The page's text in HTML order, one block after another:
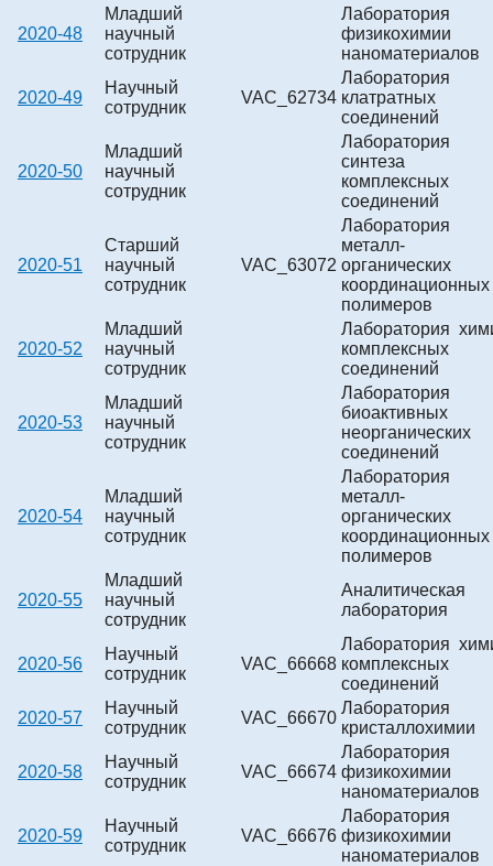
2020-48
Младший
научный
сотрудник
Лаборатория
физикохимии
наноматериалов
2020-49
Научный
сотрудник
VAC_62734
Лаборатория
клатратных
соединений
2020-50
Младший
научный
сотрудник
Лаборатория
синтеза
комплексных
соединений
2020-51
Старший
научный
сотрудник
VAC_63072
Лаборатория
металл-
органических
координационных
полимеров
2020-52
Младший
научный
сотрудник
Лаборатория
комплексных
соединений
2020-53
Младший
научный
сотрудник
Лаборатория
биоактивных
неорганических
соединений
2020-54
Младший
научный
сотрудник
Лаборатория
металл-
органических
координационных
полимеров
2020-55
Младший
научный
сотрудник
Аналитическая
лаборатория
2020-56
Научный
сотрудник
VAC_66668
Лаборатория
комплексных
соединений
2020-57
Научный
сотрудник
VAC_66670
Лаборатория
кристаллохимии
2020-58
Научный
сотрудник
VAC_66674
Лаборатория
физикохимии
наноматериалов
2020-59
Научный
сотрудник
VAC_66676
Лаборатория
физикохимии
наноматериалов